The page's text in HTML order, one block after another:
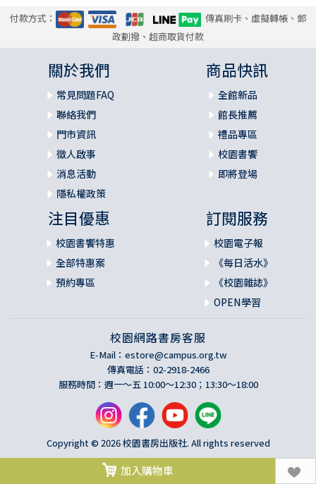
付款方式：
傳真刷卡、虛擬轉帳、郵
政劃撥、超商取貨付款
關於我們
常見問題FAQ
聯絡我們
門市資訊
徵人啟事
消息活動
隱私權政策
商品快訊
全館新品
館長推薦
禮品專區
校園書饗
即將登場
注目優惠
校園書饗特惠
全部特惠案
預約專區
訂閱服務
校園電子報
《每日活水》
《校園雜誌》
OPEN學習
校園網路書房客服
E-Mail： estore@campus.org.tw
傳真電話：02-2918-2466
服務時間：週一～五 10:00～12:30；13:30～18:00
Copyright © 2026 校園書房出版社. All rights reserved
加入購物車